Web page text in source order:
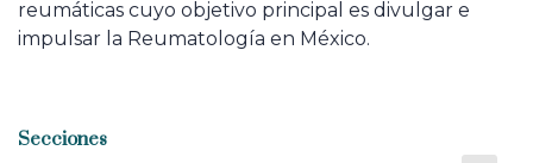
reumáticas cuyo objetivo principal es divulgar e
impulsar la Reumatología en México.
Secciones